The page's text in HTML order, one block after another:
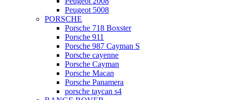
Peugeot 5008
PORSCHE
Porsche 718 Boxster
Porsche 911
Porsche 987 Cayman S
Porsche cayenne
Porsche Cayman
Porsche Macan
Porsche Panamera
porsche taycan s4